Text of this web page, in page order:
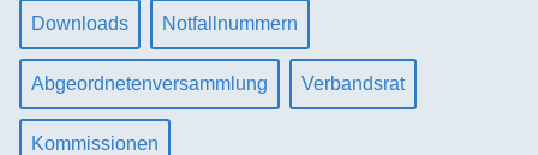
Downloads Notfallnummern
Abgeordnetenversammlung Verbandsrat
Kommissionen